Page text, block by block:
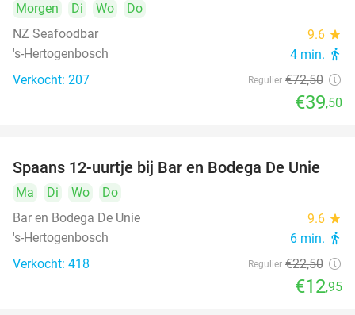
Morgen Di Wo
Do
NZ Seafoodbar
9.6 star
's-Hertogenbosch 4 min. directions_walk
Verkocht: 207 Regulier €72,50
€39,50
42%
Spaans 12-uurtje bij Bar en Bodega De Unie
Ma Di Wo
Do
Bar en Bodega De Unie
9.6 star
's-Hertogenbosch 6 min. directions_walk
Verkocht: 418 Regulier €22,50
€12,95